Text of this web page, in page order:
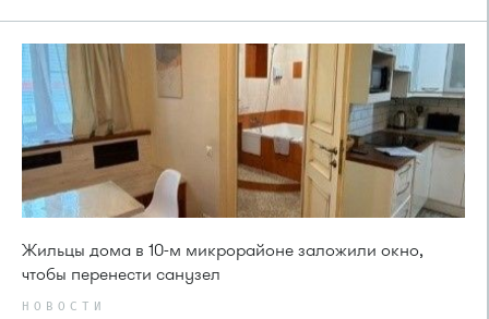
Жильцы дома в 10-м микрорайоне заложили окно,
чтобы перенести санузел
НОВОСТИ